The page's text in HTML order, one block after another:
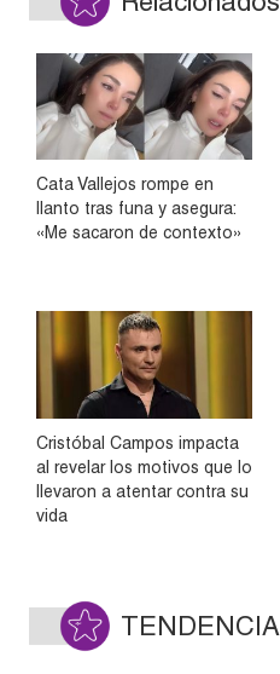
Cata Vallejos rompe en
llanto tras funa y asegura:
«Me sacaron de contexto»
Cristóbal Campos impacta
al revelar los motivos que lo
llevaron a atentar contra su
vida
TENDENCIA